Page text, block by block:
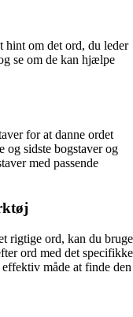
hint om det ord, du leder
se om de kan hjælpe
for at danne ordet
sidste bogstaver og
med passende
rigtige ord, kan du bruge
ord med det specifikke
måde at finde den